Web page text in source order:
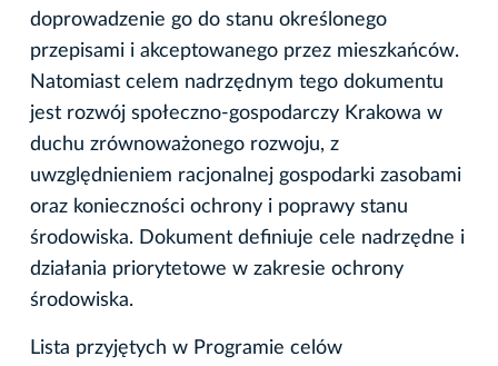
doprowadzenie go do stanu określonego
przepisami i akceptowanego przez mieszkańców.
Natomiast celem nadrzędnym tego dokumentu
jest rozwój społeczno-gospodarczy Krakowa w
duchu zrównoważonego rozwoju, z
uwzględnieniem racjonalnej gospodarki zasobami
oraz konieczności ochrony i poprawy stanu
środowiska. Dokument definiuje cele nadrzędne i
działania priorytetowe w zakresie ochrony
środowiska.
Lista przyjętych w Programie celów